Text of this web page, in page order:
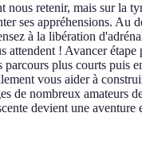
nous retenir, mais sur la
ses appréhensions. Au
à la libération
attendent ! Avancer étape
parcours plus courts puis
vous aider à
de nombreux amateurs
devient une aventure